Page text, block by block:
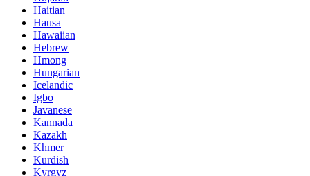
Haitian
Hausa
Hawaiian
Hebrew
Hmong
Hungarian
Icelandic
Igbo
Javanese
Kannada
Kazakh
Khmer
Kurdish
Kyrgyz